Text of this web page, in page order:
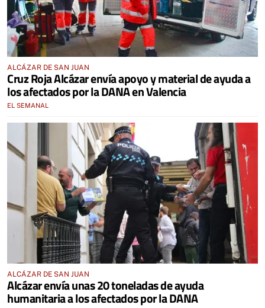
ALCÁZAR DE SAN JUAN
Cruz Roja Alcázar envía apoyo y material de ayuda a
los afectados por la DANA en Valencia
EL SEMANAL
ALCÁZAR DE SAN JUAN
Alcázar envía unas 20 toneladas de ayuda
humanitaria a los afectados por la DANA